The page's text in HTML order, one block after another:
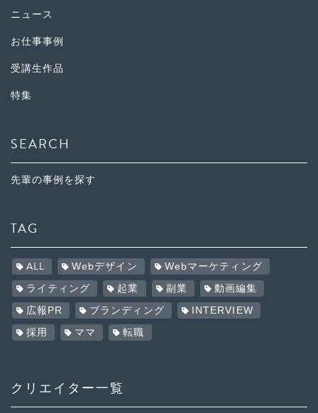
ニュース
お仕事事例
受講生作品
特集
SEARCH
先輩の事例を探す
TAG
ALL Webデザイン Webマーケティング
ライティング 起業 副業 動画編集
広報PR ブランディング INTERVIEW
採用 ママ 転職
クリエイター一覧